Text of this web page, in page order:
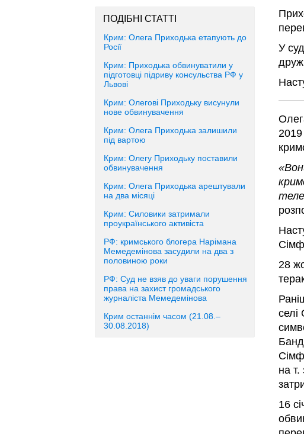
ПОДІБНІ СТАТТІ
Крим: Олега Приходька етапують до
Росії
Крим: Приходька обвинуватили у
підготовці підриву консульства РФ у
Львові
Крим: Олегові Приходьку висунули
нове обвинувачення
Крим: Олега Приходька залишили
під вартою
Крим: Олегу Приходьку поставили
обвинувачення
Крим: Олега Приходька арештували
на два місяці
Крим: Силовики затримали
проукраїнського активіста
РФ: кримського блогера Нарімана
Мемедемінова засудили на два з
половиною роки
РФ: Суд не взяв до уваги порушення
права на захист громадського
журналіста Мемедемінова
Крим останнім часом (21.08.–
30.08.2018)
У
2019
28
селі
на т.
16